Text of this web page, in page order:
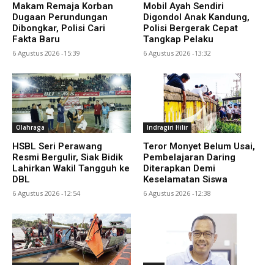
Makam Remaja Korban
Dugaan Perundungan
Dibongkar, Polisi Cari
Fakta Baru
6 Agustus 2026 -15:39
Mobil Ayah Sendiri
Digondol Anak Kandung,
Polisi Bergerak Cepat
Tangkap Pelaku
6 Agustus 2026 -13:32
Olahraga
HSBL Seri Perawang
Resmi Bergulir, Siak Bidik
Lahirkan Wakil Tangguh ke
DBL
6 Agustus 2026 -12:54
Indragiri Hilir
Teror Monyet Belum Usai,
Pembelajaran Daring
Diterapkan Demi
Keselamatan Siswa
6 Agustus 2026 -12:38